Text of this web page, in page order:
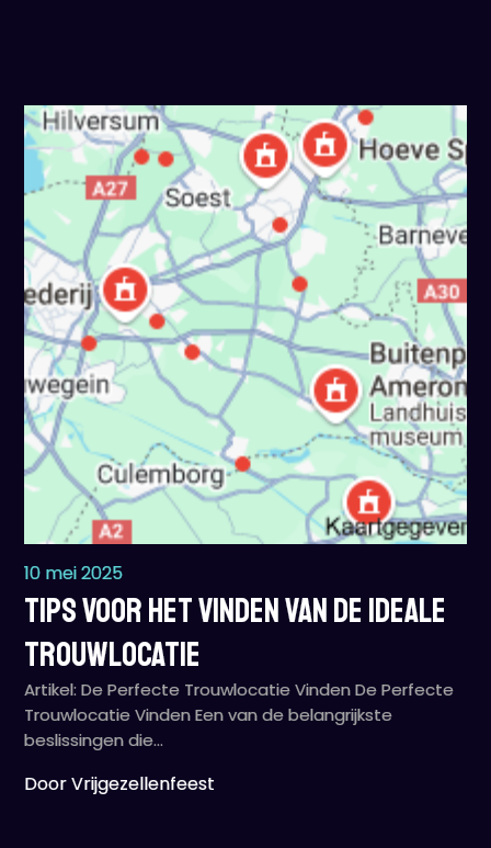
10 mei 2025
Tips voor het Vinden van de Ideale
Trouwlocatie
Artikel: De Perfecte Trouwlocatie Vinden De Perfecte
Trouwlocatie Vinden Een van de belangrijkste
beslissingen die…
Door Vrijgezellenfeest